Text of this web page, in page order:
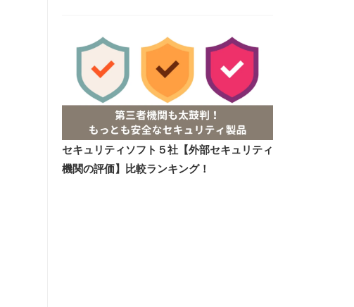
セキュリティソフト５社【外部セキュリティ
機関の評価】比較ランキング！